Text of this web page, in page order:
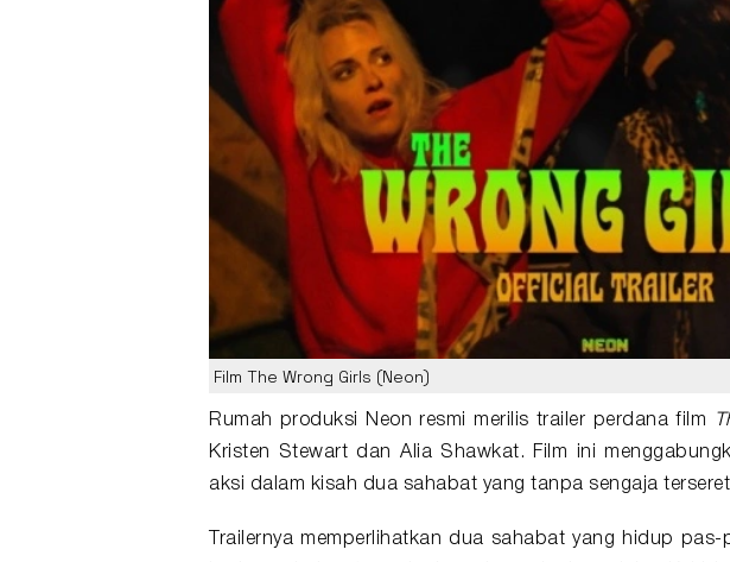
Film The Wrong Girls (Neon)
Rumah produksi Neon resmi merilis trailer perdanafilm
Kristen Stewart dan Alia Shawkat. Film ini
aksi dalam kisah dua sahabat yang tanpa sengaja
Trailernya memperlihatkan dua sahabat yang hidup